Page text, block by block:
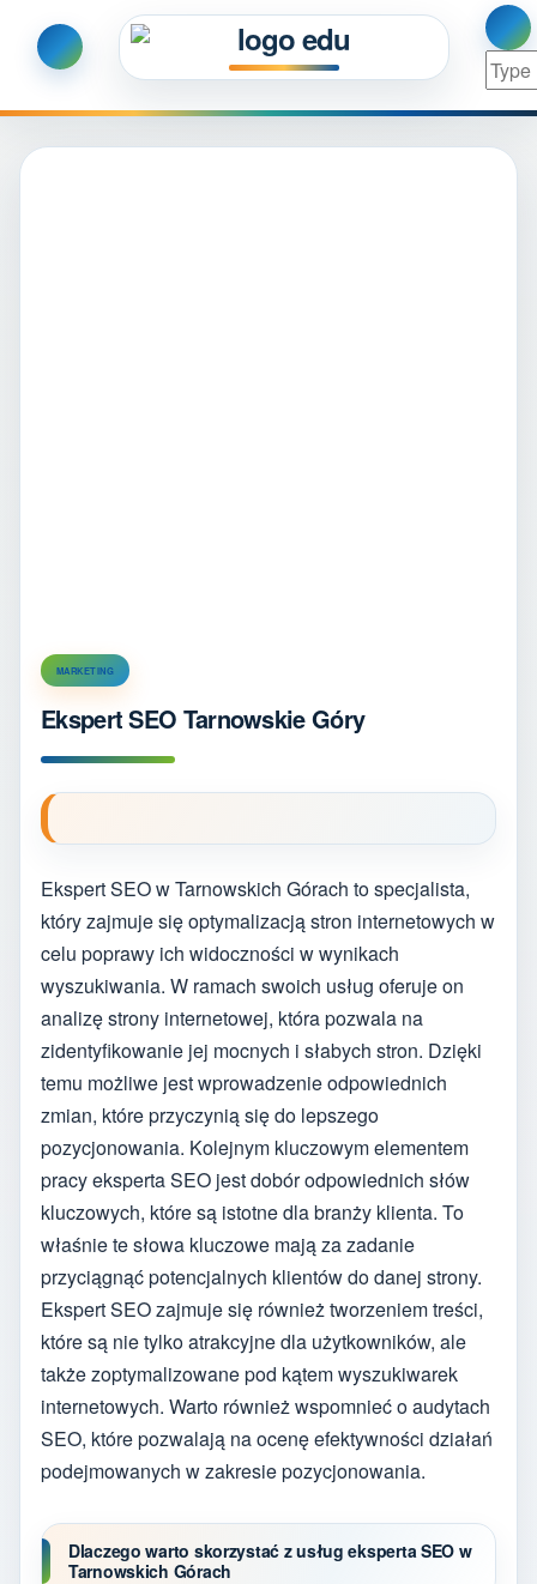
MARKETING
Ekspert SEO Tarnowskie Góry
Ekspert SEO w Tarnowskich Górach to specjalista,
który zajmuje się optymalizacją stron internetowych w
celu poprawy ich widoczności w wynikach
wyszukiwania. W ramach swoich usług oferuje on
analizę strony internetowej, która pozwala na
zidentyfikowanie jej mocnych i słabych stron. Dzięki
temu możliwe jest wprowadzenie odpowiednich
zmian, które przyczynią się do lepszego
pozycjonowania. Kolejnym kluczowym elementem
pracy eksperta SEO jest dobór odpowiednich słów
kluczowych, które są istotne dla branży klienta. To
właśnie te słowa kluczowe mają za zadanie
przyciągnąć potencjalnych klientów do danej strony.
Ekspert SEO zajmuje się również tworzeniem treści,
które są nie tylko atrakcyjne dla użytkowników, ale
także zoptymalizowane pod kątem wyszukiwarek
internetowych. Warto również wspomnieć o audytach
SEO, które pozwalają na ocenę efektywności działań
podejmowanych w zakresie pozycjonowania.
Dlaczego warto skorzystać z usług eksperta SEO w
Tarnowskich Górach